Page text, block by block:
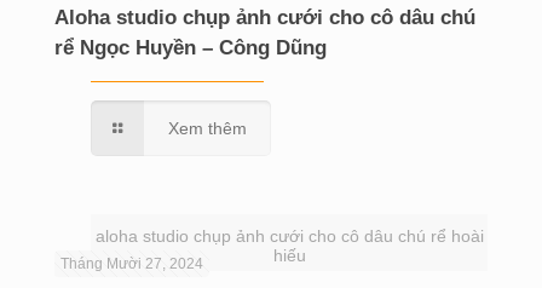
Aloha studio chụp ảnh cưới cho cô dâu chú
rể Ngọc Huyền – Công Dũng
Xem thêm
aloha studio chụp ảnh cưới cho cô dâu chú rể hoài
hiếu
Tháng Mười 27, 2024